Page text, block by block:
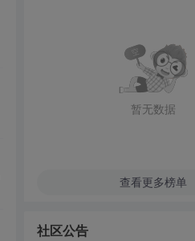
暂无数据
查看更多榜单
社区公告